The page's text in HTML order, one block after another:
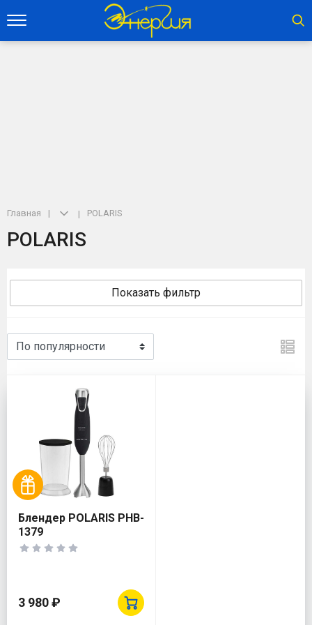
Главная POLARIS
POLARIS
Показать фильтр
Блендер POLARIS PHB-
1379
3 980 ₽